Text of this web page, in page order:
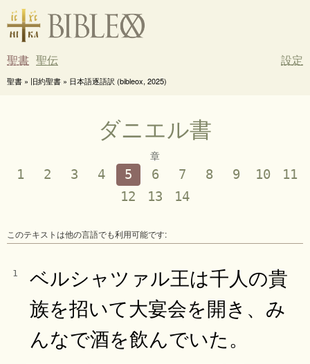
聖書 聖伝 設定
聖書 » 旧約聖書 » 日本語逐語訳 (bibleox, 2025)
ダニエル書
章
1 2 3 4 5 6 7 8 9 10
11
12
13 14
このテキストは他の言語でも利用可能です:
1
ベルシャツァル王は千人の貴
族を招いて大宴会を開き、み
んなで酒を飲んでいた。